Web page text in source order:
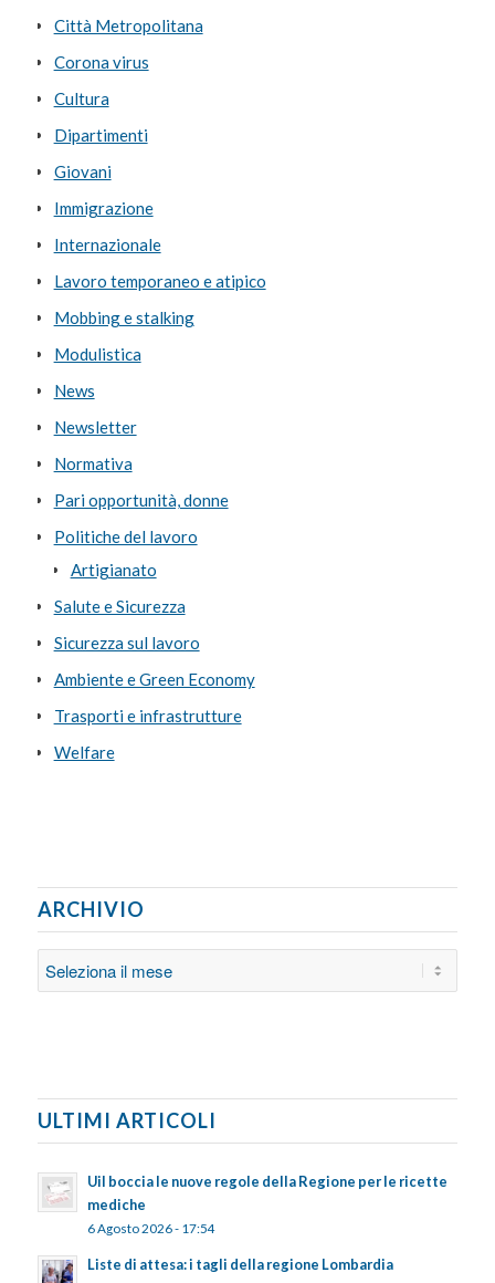
Città Metropolitana
Corona virus
Cultura
Dipartimenti
Giovani
Immigrazione
Internazionale
Lavoro temporaneo e atipico
Mobbing e stalking
Modulistica
News
Newsletter
Normativa
Pari opportunità, donne
Politiche del lavoro
Artigianato
Salute e Sicurezza
Sicurezza sul lavoro
Ambiente e Green Economy
Trasporti e infrastrutture
Welfare
ARCHIVIO
ULTIMI ARTICOLI
Uil boccia le nuove regole della Regione per le ricette
mediche
6 Agosto 2026 - 17:54
Liste di attesa: i tagli della regione Lombardia